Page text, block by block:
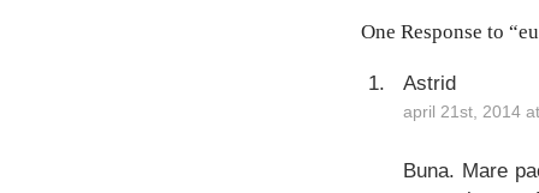
One Response to
Astrid
april 21st, 2014
Buna. Mare